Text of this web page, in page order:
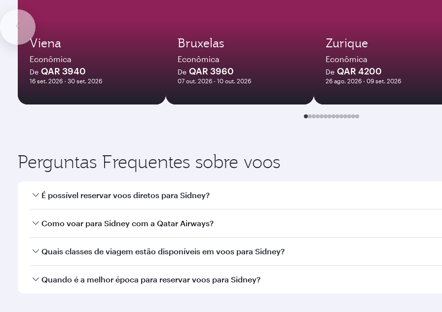
Viena
Econômica
De QAR 3940
16 set. 2026 - 30 set. 2026
Bruxelas
Econômica
De QAR 3960
07 out. 2026 - 10 out. 2026
Zurique
Econômica
De QAR 4200
26 ago. 2026 - 09 set. 2026
Perguntas Frequentes sobre voos
É possível reservar voos diretos para Sidney?
Sim, a Qatar Airways opera voos diretos para Sidney. Busque voos na nossa página inicial para encontrar
Como voar para Sidney com a Qatar Airways?
Você pode voar diretamente para Sidney com a Qatar Airways. Fazemos conexão via Doha a mais de 150
Quais classes de viagem estão disponíveis em voos para Sidney?
A disponibilidade de classes de viagem depende da rota e da companhia aérea que opera o voo. Nos voos
Quando é a melhor época para reservar voos para Sidney?